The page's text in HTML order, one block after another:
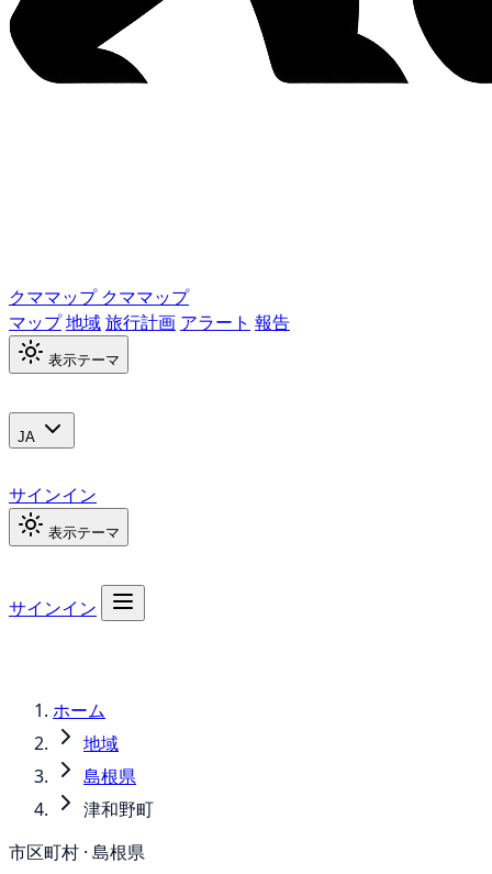
クママップ クママップ
マップ地域旅行計画 アラート 報告
表示テーマ
JA
サインイン
表示テーマ
サインイン
ホーム
地域
島根県
津和野町
市区町村 · 島根県